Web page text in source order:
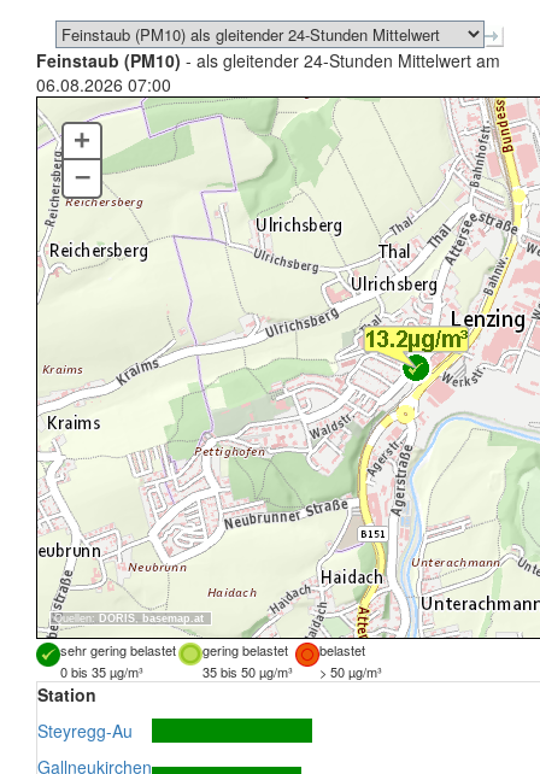
Feinstaub (PM10) - als gleitender 24-Stunden Mittelwert am
06.08.2026 07:00
Quellen: DORIS, basemap.at
+
–
sehr gering belastet gering belastet
belastet
0 bis 35 µg/m³
35 bis 50 µg/m³ > 50 µg/m³
Station
Steyregg-Au
Gallneukirchen